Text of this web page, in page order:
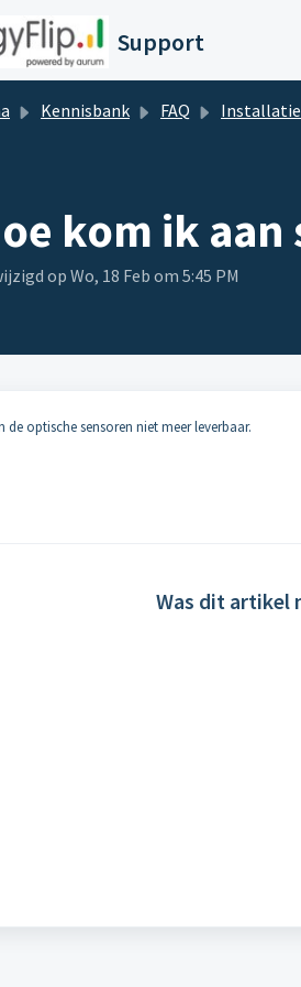
Support
Kennisbank FAQ Installatie
kom ik aan
op Wo, 18 Feb om 5:45 PM
de optische sensoren niet meer leverbaar.
Was dit artikel